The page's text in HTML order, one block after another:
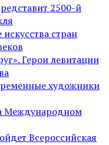
2500-й
стран
Герои левитации
художники
Международном
Всероссийская